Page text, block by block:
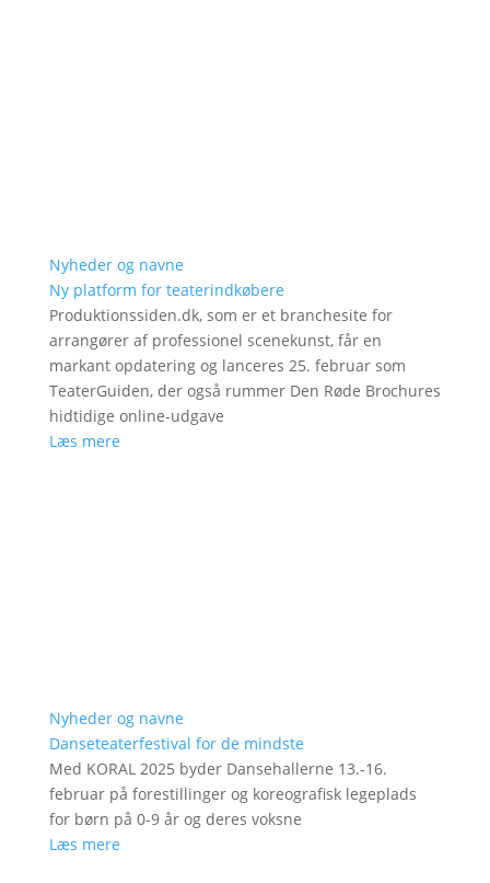
Nyheder og navne
Ny platform for teaterindkøbere
Produktionssiden.dk, som er et branchesite for
arrangører af professionel scenekunst, får en
markant opdatering og lanceres 25. februar som
TeaterGuiden, der også rummer Den Røde Brochures
hidtidige online-udgave
Læs mere
Nyheder og navne
Danseteaterfestival for de mindste
Med KORAL 2025 byder Dansehallerne 13.-16.
februar på forestillinger og koreografisk legeplads
for børn på 0-9 år og deres voksne
Læs mere